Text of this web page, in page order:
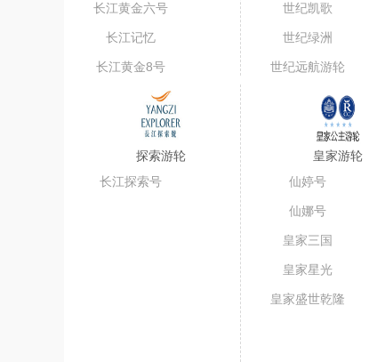
长江黄金六号
长江记忆
长江黄金8号
世纪凯歌
世纪绿洲
世纪远航游轮
探索游轮
长江探索号
皇家游轮
仙婷号
仙娜号
皇家三国
皇家星光
皇家盛世乾隆